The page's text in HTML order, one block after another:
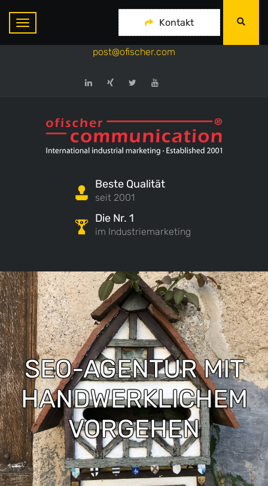
ofischer communication
+49-175-718 444 1
post@ofischer.com
Beste Qualität
seit 2001
Die Nr. 1
im Industriemarketing
Kontakt
SEO-AGENTUR MIT
HANDWERKLICHEM
VORGEHEN